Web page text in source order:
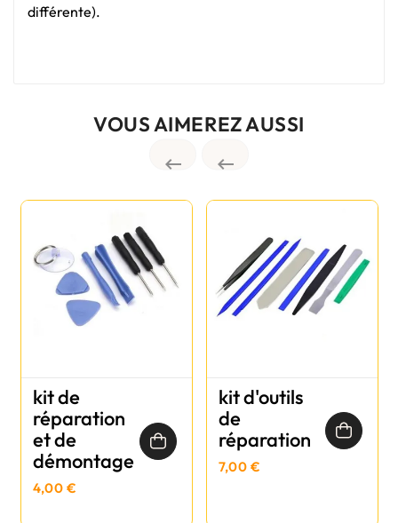
différente).
VOUS AIMEREZ AUSSI
 
kit de
réparation
et de
démontage
4,00 €
kit d'outils
de
réparation
7,00 €